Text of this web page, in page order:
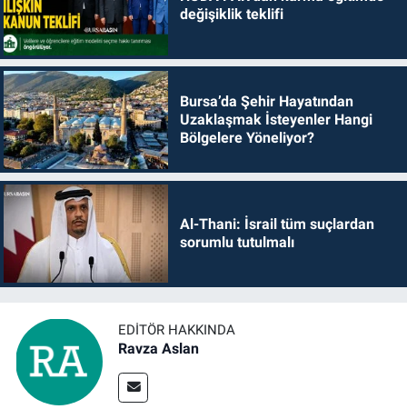
değişiklik teklifi
Bursa’da Şehir Hayatından
Uzaklaşmak İsteyenler Hangi
Bölgelere Yöneliyor?
Al-Thani: İsrail tüm suçlardan
sorumlu tutulmalı
EDITÖR HAKKINDA
Ravza Aslan